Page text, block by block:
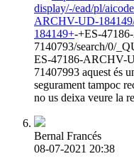
display/-/ead/pl/
ARCHV-UD-
184149+-+ES-
7140793/search/0/
ES-47186-ARCHV-
71407993 aquest és
segurament tampoc
no us deixa veure la
Bernal Francés
08-07-2021 20:38